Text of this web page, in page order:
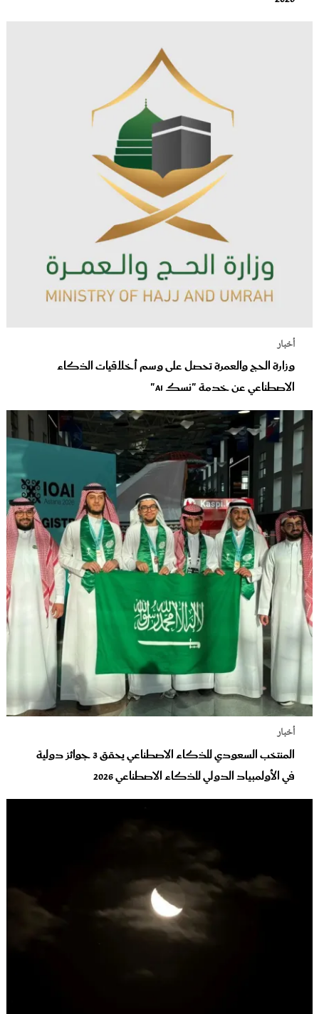
أخبار
وزارة الحج والعمرة تحصل على وسم أخلاقيات الذكاء
الاصطناعي عن خدمة "نسك AI"
أخبار
المنتخب السعودي للذكاء الاصطناعي يحقق 3 جوائز دولية
في الأولمبياد الدولي للذكاء الاصطناعي 2026